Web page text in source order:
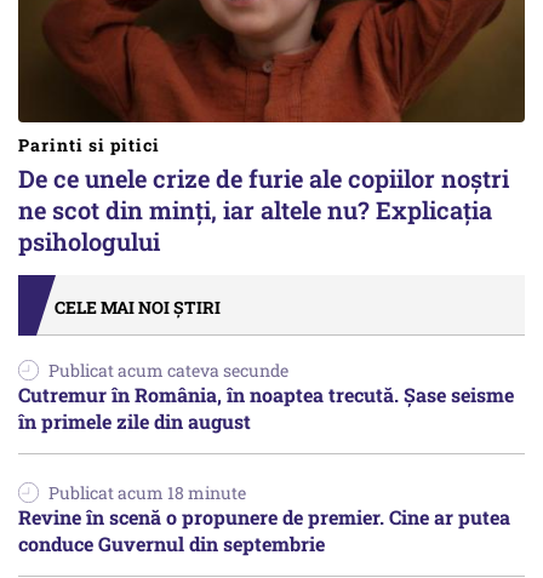
Parinti si pitici
De ce unele crize de furie ale copiilor noștri
ne scot din minți, iar altele nu? Explicația
psihologului
CELE MAI NOI ȘTIRI
Publicat acum cateva secunde
Cutremur în România, în noaptea trecută. Șase seisme
în primele zile din august
Publicat acum 18 minute
Revine în scenă o propunere de premier. Cine ar putea
conduce Guvernul din septembrie